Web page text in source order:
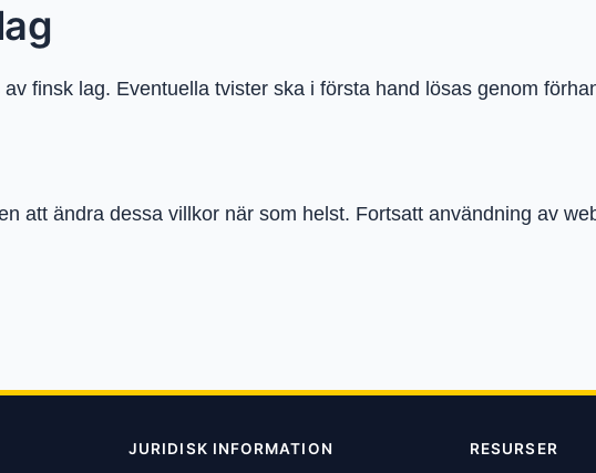
finsk lag. Eventuella tvister ska i första hand lösas genom
att ändra dessa villkor när som helst. Fortsatt användning av
JURIDISK INFORMATION RESURSER